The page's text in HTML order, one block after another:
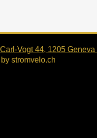
Vogt 44, 1205 Geneva
stromvelo.ch